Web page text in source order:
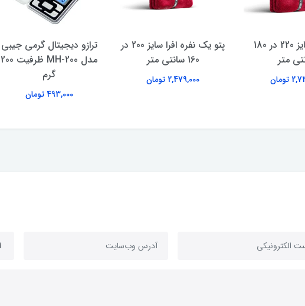
پتو افرا سایز 220 در 180
متر
پتو یک نفره افرا سایز 200 در
160 سانتی متر
2,479,000 تومان
ترازو دیجیتال گرمی جیبی
مدل MH-200 ظرفیت 200
گرم
493,000 تومان